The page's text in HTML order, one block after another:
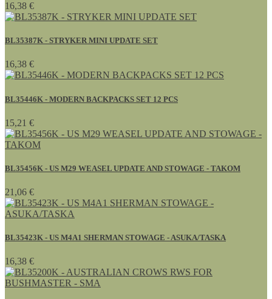
16,38 €
BL35387K - STRYKER MINI UPDATE SET
16,38 €
BL35446K - MODERN BACKPACKS SET 12 PCS
15,21 €
BL35456K - US M29 WEASEL UPDATE AND STOWAGE - TAKOM
21,06 €
BL35423K - US M4A1 SHERMAN STOWAGE - ASUKA/TASKA
16,38 €